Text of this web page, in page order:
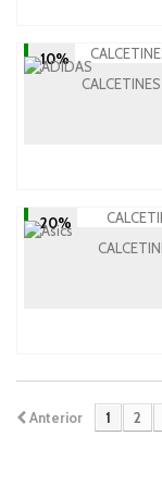
-10%
-20%
Anterior 1 2